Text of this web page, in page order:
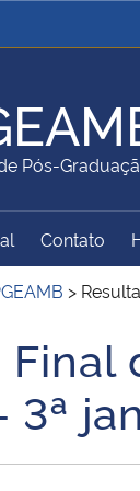
Ministério da
Ministério da
Ministério do
Gabinete de
Institucional
Pós-
Sítio
Contato
>